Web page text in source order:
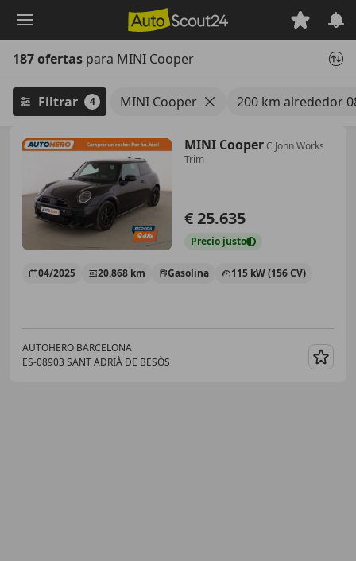
principal
187 ofertas para MINI Cooper
Filtrar 4 MINI Cooper 200 km alrededor
MINI CooperC John Works
Trim
€ 25.635
Precio justo
04/2025 20.868 km Gasolina 115 kW (156 CV)
AUTOHERO BARCELONA
ES-08903 SANT ADRIÀ DE BESÒS